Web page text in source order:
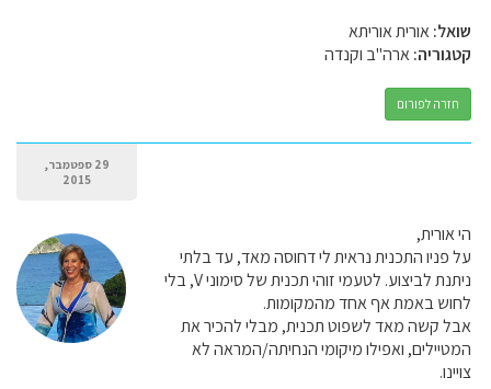
שואל:אורית אוריתא
קטגוריה:ארה"ב וקנדה
חזרה לפורום
29 ספטמבר,
2015
הי אורית,
על פניו התכנית נראית לי דחוסה מאד, עד בלתי
ניתנת לביצוע. לטעמי זוהי תכנית של סימוני V, בלי
לחוש באמת אף אחד מהמקומות.
אבל קשה מאד לשפוט תכנית, מבלי להכיר את
המטיילים, ואפילו מיקומי הנחיתה/המראה לא
צויינו.